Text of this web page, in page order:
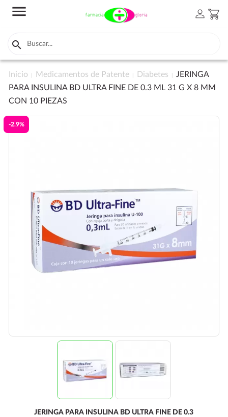
menu person shopping_cart

Inicio Medicamentos de Patente Diabetes
JERINGA
PARA INSULINA BD ULTRA FINE DE 0.3 ML 31 G X 8 MM
CON 10 PIEZAS
-2.9%
JERINGA PARA INSULINA BD ULTRA FINE DE 0.3